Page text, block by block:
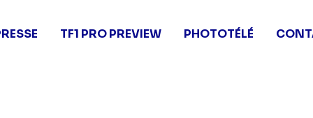
TF1 PRO PREVIEW PHOTOTÉLÉ